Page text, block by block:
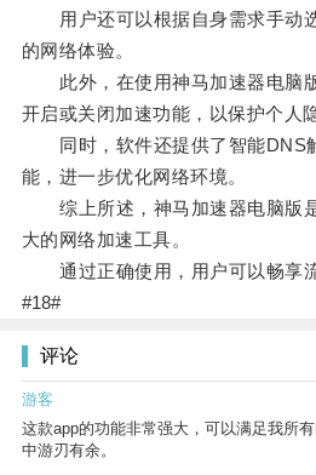
用户还可以根据自身需求手动
的网络体验。
此外，在使用神马加速器电脑
开启或关闭加速功能，以保护个人
同时，软件还提供了智能DNS
能，进一步优化网络环境。
综上所述，神马加速器电脑版
大的网络加速工具。
通过正确使用，用户可以畅享流
#18#
评论
游客
这款app的功能非常强大，可以满足我所
中游刃有余。